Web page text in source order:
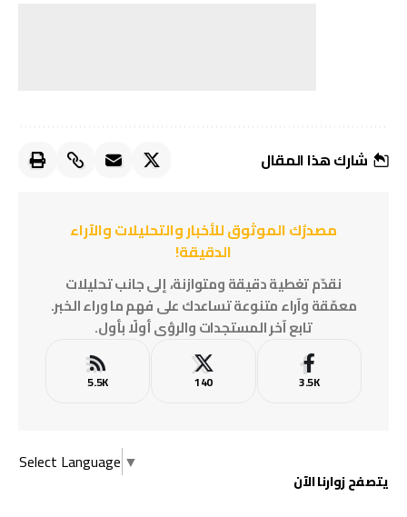
شارك هذا المقال
مصدرُك الموثوق للأخبار والتحليلات والآراء
الدقيقة!
نقدّم تغطية دقيقة ومتوازنة، إلى جانب تحليلات
معمّقة وآراء متنوعة تساعدك على فهم ما وراء الخبر.
تابع آخر المستجدات والرؤى أولًا بأول.
3.5K
140
5.5K
Select Language ▼
يتصفح زوارنا الآن